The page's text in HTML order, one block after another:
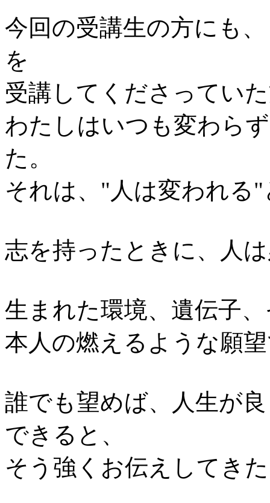
今回の受講生の方にも
を
受講してくださってい
わたしはいつも変わら
た。
それは、"人は変われる
志を持ったときに、人
生まれた環境、遺伝子
本人の燃えるような願
誰でも望めば、人生が
できると、
そう強くお伝えしてき